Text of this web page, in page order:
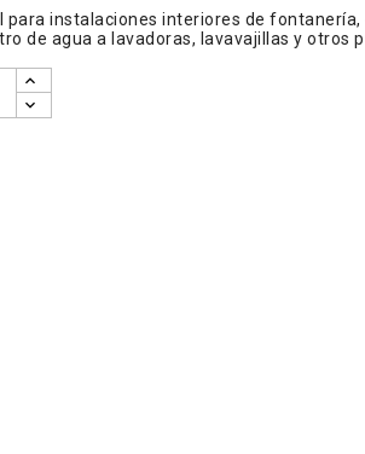
para instalaciones interiores de
de agua a lavadoras, lavavajillas y otros